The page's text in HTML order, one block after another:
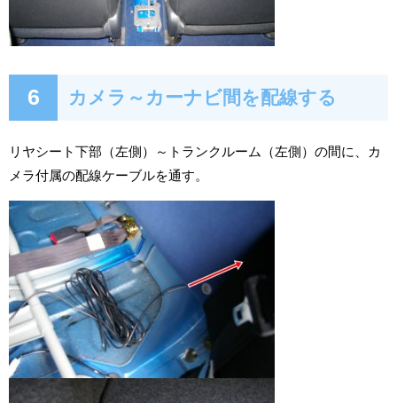
6 カメラ～カーナビ間を配線する
リヤシート下部（左側）～トランクルーム（左側）の間に、カ
メラ付属の配線ケーブルを通す。